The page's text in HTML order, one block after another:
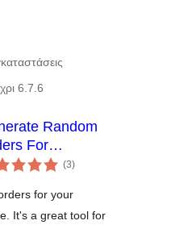
6.7.6
Random
For
(3αξιολογήσεις
σύνολο
)
for your
It's a great tool for